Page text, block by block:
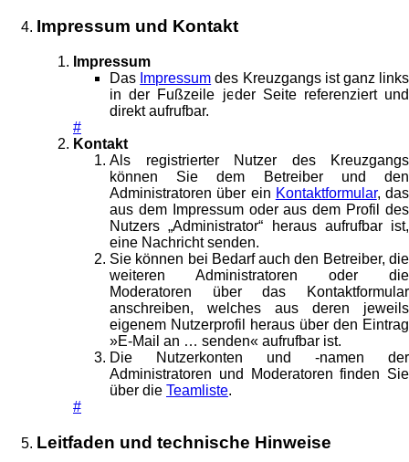
Impressum und Kontakt
Impressum
Das Impressum des Kreuzgangs ist ganz links
in der Fußzeile jeder Seite referenziert und
direkt aufrufbar.
#
Kontakt
Als registrierter Nutzer des Kreuzgangs
können Sie dem Betreiber und den
Administratoren über ein Kontaktformular, das
aus dem Impressum oder aus dem Profil des
Nutzers „Administrator“ heraus aufrufbar ist,
eine Nachricht senden.
Sie können bei Bedarf auch den Betreiber, die
weiteren Administratoren oder die
Moderatoren über das Kontaktformular
anschreiben, welches aus deren jeweils
eigenem Nutzerprofil heraus über den Eintrag
»E-Mail an … senden« aufrufbar ist.
Die Nutzerkonten und -namen der
Administratoren und Moderatoren finden Sie
über die Teamliste.
#
Leitfaden und technische Hinweise